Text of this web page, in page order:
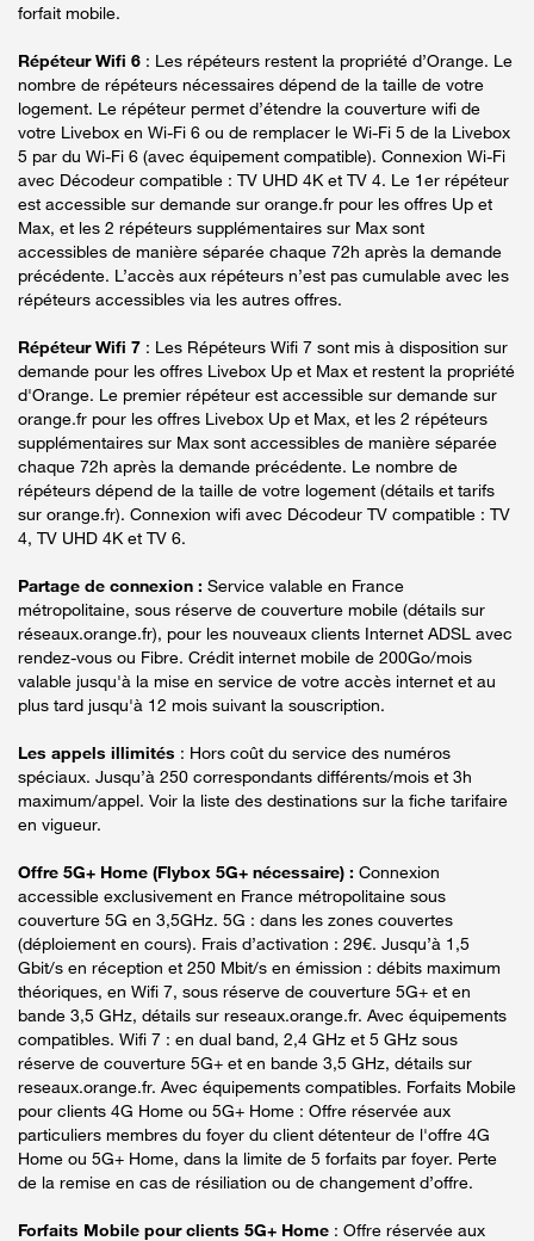
forfait mobile.
Répéteur Wifi 6 : Les répéteurs restent la propriété d’Orange. Le
nombre de répéteurs nécessaires dépend de la taille de votre
logement. Le répéteur permet d’étendre la couverture wifi de
votre Livebox en Wi-Fi 6 ou de remplacer le Wi-Fi 5 de la Livebox
5 par du Wi-Fi 6 (avec équipement compatible). Connexion Wi-Fi
avec Décodeur compatible : TV UHD 4K et TV 4. Le 1er répéteur
est accessible sur demande sur orange.fr pour les offres Up et
Max, et les 2 répéteurs supplémentaires sur Max sont
accessibles de manière séparée chaque 72h après la demande
précédente. L’accès aux répéteurs n’est pas cumulable avec les
répéteurs accessibles via les autres offres.
Répéteur Wifi 7 : Les Répéteurs Wifi 7 sont mis à disposition sur
demande pour les offres Livebox Up et Max et restent la propriété
d'Orange. Le premier répéteur est accessible sur demande sur
orange.fr pour les offres Livebox Up et Max, et les 2 répéteurs
supplémentaires sur Max sont accessibles de manière séparée
chaque 72h après la demande précédente. Le nombre de
répéteurs dépend de la taille de votre logement (détails et tarifs
sur orange.fr). Connexion wifi avec Décodeur TV compatible : TV
4, TV UHD 4K et TV 6.
Partage de connexion : Service valable en France
métropolitaine, sous réserve de couverture mobile (détails sur
réseaux.orange.fr), pour les nouveaux clients Internet ADSL avec
rendez-vous ou Fibre. Crédit internet mobile de 200Go/mois
valable jusqu'à la mise en service de votre accès internet et au
plus tard jusqu'à 12 mois suivant la souscription.
Les appels illimités : Hors coût du service des numéros
spéciaux. Jusqu’à 250 correspondants différents/mois et 3h
maximum/appel. Voir la liste des destinations sur la fiche tarifaire
en vigueur.
Offre 5G+ Home (Flybox 5G+ nécessaire) : Connexion
accessible exclusivement en France métropolitaine sous
couverture 5G en 3,5GHz. 5G : dans les zones couvertes
(déploiement en cours). Frais d’activation : 29€. Jusqu’à 1,5
Gbit/s en réception et 250 Mbit/s en émission : débits maximum
théoriques, en Wifi 7, sous réserve de couverture 5G+ et en
bande 3,5 GHz, détails sur reseaux.orange.fr. Avec équipements
compatibles. Wifi 7 : en dual band, 2,4 GHz et 5 GHz sous
réserve de couverture 5G+ et en bande 3,5 GHz, détails sur
reseaux.orange.fr. Avec équipements compatibles. Forfaits Mobile
pour clients 4G Home ou 5G+ Home : Offre réservée aux
particuliers membres du foyer du client détenteur de l'offre 4G
Home ou 5G+ Home, dans la limite de 5 forfaits par foyer. Perte
de la remise en cas de résiliation ou de changement d’offre.
Forfaits Mobile pour clients 5G+ Home : Offre réservée aux